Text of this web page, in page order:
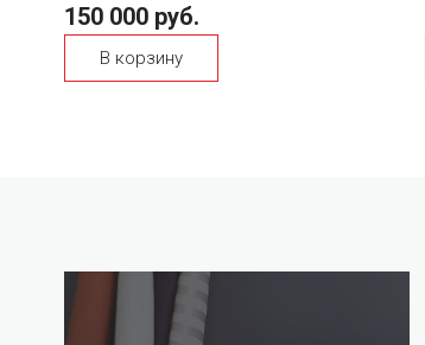
150 000 руб.
В корзину